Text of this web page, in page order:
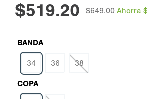
$519.20 $649.00 Ahorra $
BANDA
34 36 38
COPA